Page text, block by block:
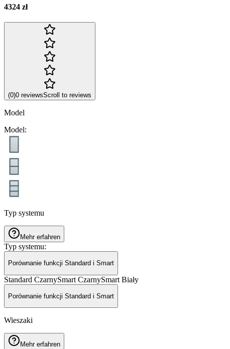
4324 zł
(0)0 reviewsScroll to reviews
Model
Model:
Typ systemu
Mehr erfahren
Typ systemu:
Porównanie funkcji Standard i Smart
Standard CzarnySmart CzarnySmart Biały
Porównanie funkcji Standard i Smart
Wieszaki
Mehr erfahren